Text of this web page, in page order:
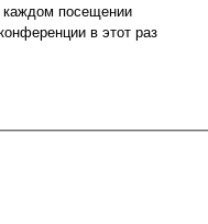
каждом посещении
в этот раз